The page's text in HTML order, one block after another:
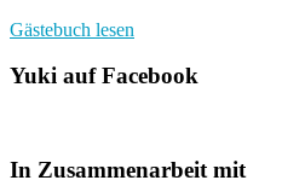
Gästebuch lesen
Yuki auf Facebook
In Zusammenarbeit mit